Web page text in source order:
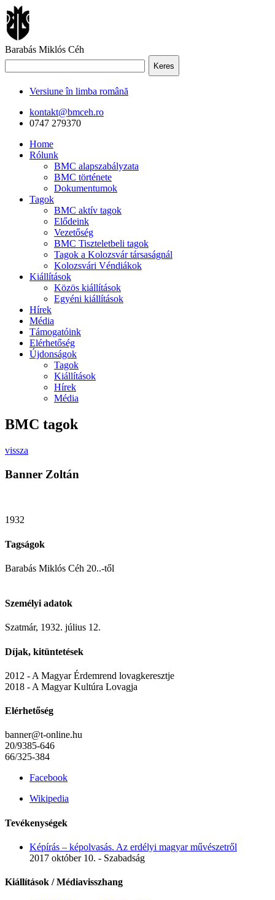
Barabás Miklós Céh
Keres
Versiune în limba română
kontakt@bmceh.ro
0747 279370
Home
Rólunk
BMC alapszabályzata
BMC története
Dokumentumok
Tagok
BMC aktív tagok
Elődeink
Vezetőség
BMC Tiszteletbeli tagok
Tagok a Kolozsvár társaságnál
Kolozsvári Véndiákok
Kiállítások
Közös kiállítások
Egyéni kiállítások
Hírek
Média
Támogatóink
Elérhetőség
Újdonságok
Tagok
Kiállítások
Hírek
Média
BMC tagok
vissza
Banner Zoltán
1932
Tagságok
Barabás Miklós Céh 20..-től
Személyi adatok
Szatmár, 1932. július 12.
Díjak, kitüntetések
2012 - A Magyar Érdemrend lovagkeresztje
2018 - A Magyar Kultúra Lovagja
Elérhetőség
banner@t-online.hu
20/9385-646
66/325-384
Facebook
Wikipedia
Tevékenységek
Képírás – képolvasás. Az erdélyi magyar művészetről
2017 október 10. - Szabadság
Kiállítások / Médiavisszhang